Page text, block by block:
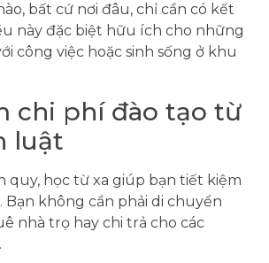
bất cứ nơi đâu, chỉ cần có kết
này đặc biệt hữu ích cho những
công việc hoặc sinh sống ở khu
chi phí đào tạo từ
luật
quy, học từ xa giúp bạn tiết kiệm
Bạn không cần phải di chuyển
nhà trọ hay chi trả cho các